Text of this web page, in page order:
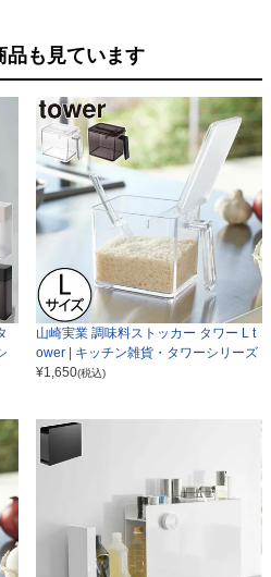
品も見ています
山崎実業 調味料ストッカー タワー L t
ower | キッチン雑貨・タワーシリーズ
¥1,650(税込)